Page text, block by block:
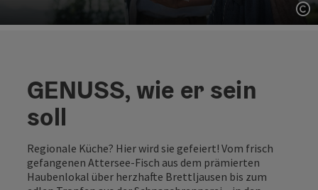
GENUSS, wie er sein
soll
Regionale Küche? Hier wird sie gefeiert! Vom frisch
gefangenen Attersee-Fisch aus dem prämierten
Haubenlokal über herzhafte Brettljausen bis zum